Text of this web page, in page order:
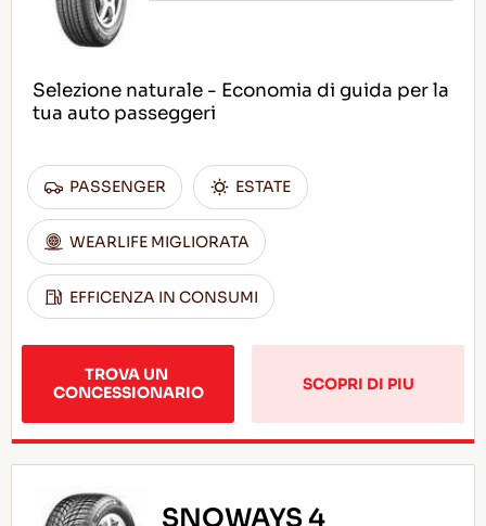
Selezione naturale - Economia di guida per la
tua auto passeggeri
PASSENGER ESTATE
WEARLIFE MIGLIORATA
EFFICENZA IN CONSUMI
TROVA UN
CONCESSIONARIO
SCOPRI DI PIU
SNOWAYS 4